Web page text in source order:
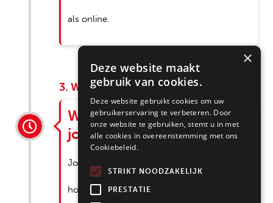
als online.
3. Wensenlijst
Wij gaan in gesprek over
jouw wensen
Jouw levensstijl vormt een goede basis voor
hoe de keuken eruit mag komen te zien.
×
Deze website maakt
gebruik van cookies.
Deze website gebruikt cookies om uw
gebruikerservaring te verbeteren. Door
onze website te gebruiken, stemt u in met
alle cookies in overeenstemming met ons
Cookiebeleid.
STRIKT NOODZAKELIJK
PRESTATIE